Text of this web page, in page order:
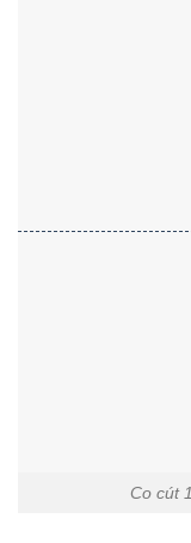
Co cút